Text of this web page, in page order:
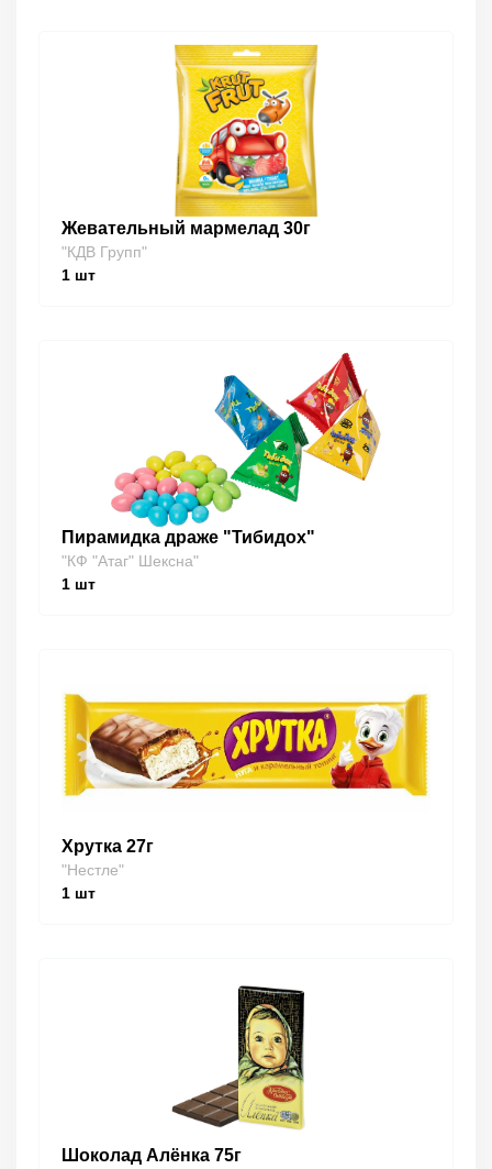
Жевательный мармелад 30г
"КДВ Групп"
1 шт
Пирамидка драже "Тибидох"
"КФ "Атаг" Шексна"
1 шт
Хрутка 27г
"Нестле"
1 шт
Шоколад Алёнка 75г